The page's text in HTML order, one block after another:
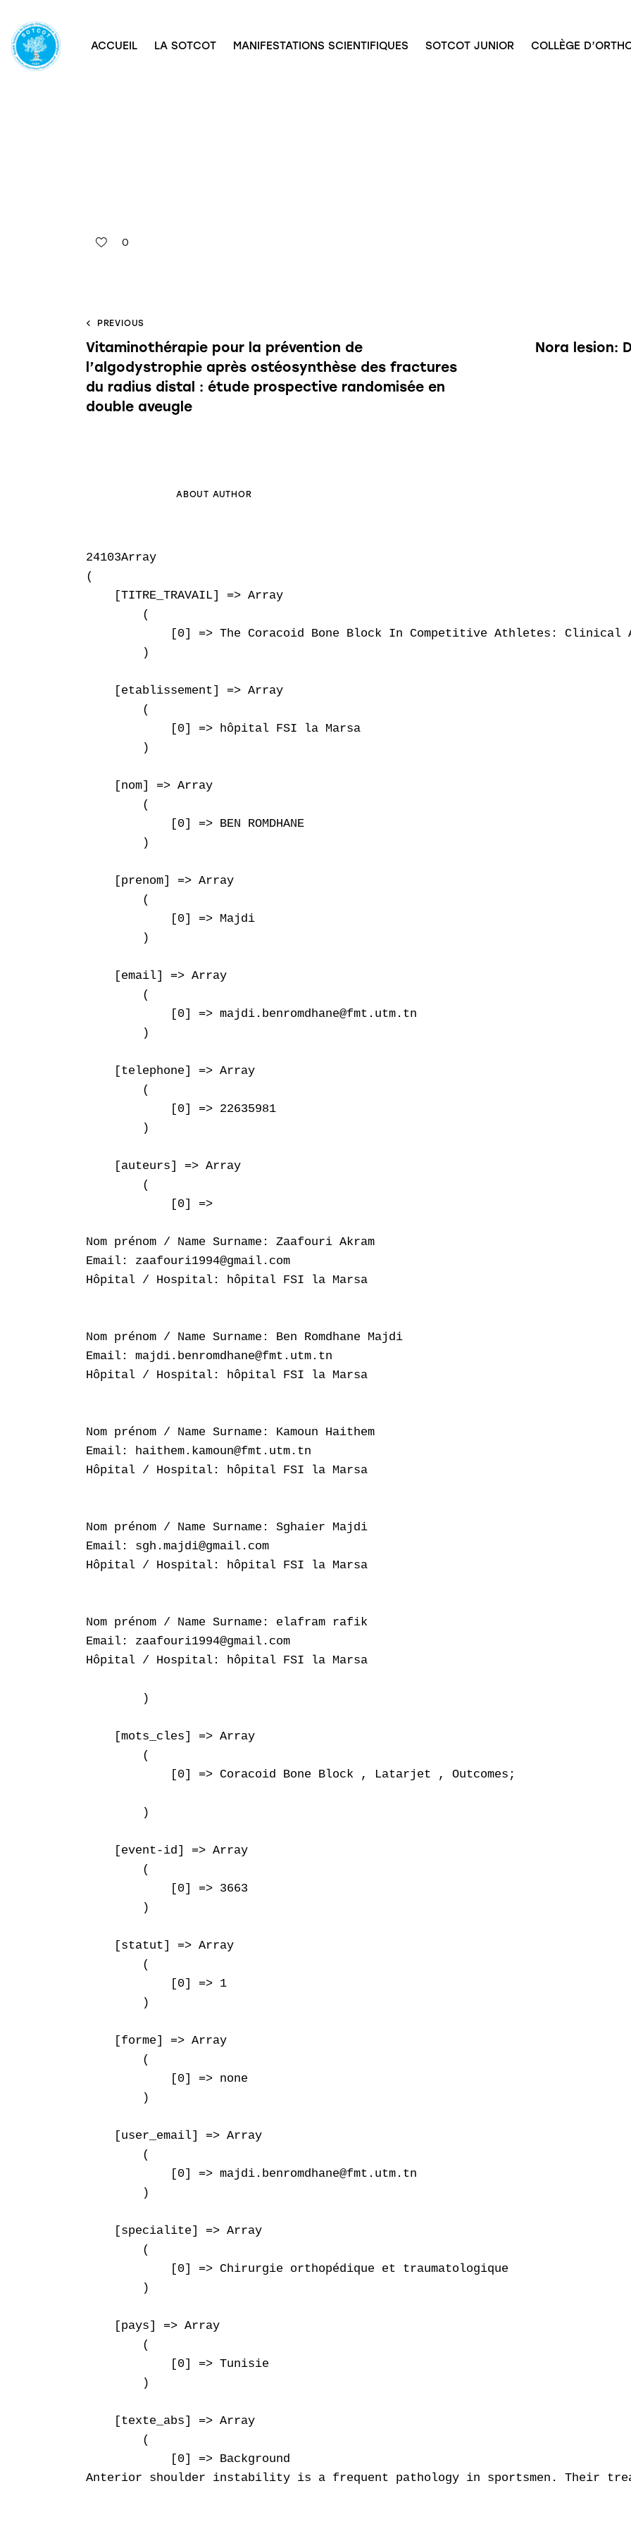
ACCUEIL LA SOTCOT MANIFESTATIONS SCIENTIFIQUES SOTCOT JUNIOR COLLÈGE
0
PREVIOUS
Vitaminothérapie pour la prévention de
l’algodystrophie après ostéosynthèse des fractures
du radius distal : étude prospective randomisée en
double aveugle
Nora lesion:
ABOUT AUTHOR
24103Array
(
    [TITRE_TRAVAIL] => Array
        (
[0] => The Coracoid Bone Block In Competitive Athletes: Clinical
        )
    [etablissement] => Array
        (
            [0] => hôpital FSI la Marsa
        )
    [nom] => Array
        (
            [0] => BEN ROMDHANE
        )
    [prenom] => Array
        (
            [0] => Majdi
        )
    [email] => Array
        (
            [0] => majdi.benromdhane@fmt.utm.tn
        )
    [telephone] => Array
        (
            [0] => 22635981
        )
    [auteurs] => Array
        (
            [0] =>
Nom prénom / Name Surname: Zaafouri Akram
Email: zaafouri1994@gmail.com
Hôpital / Hospital: hôpital FSI la Marsa
Nom prénom / Name Surname: Ben Romdhane Majdi
Email: majdi.benromdhane@fmt.utm.tn
Hôpital / Hospital: hôpital FSI la Marsa
Nom prénom / Name Surname: Kamoun Haithem
Email: haithem.kamoun@fmt.utm.tn
Hôpital / Hospital: hôpital FSI la Marsa
Nom prénom / Name Surname: Sghaier Majdi
Email: sgh.majdi@gmail.com
Hôpital / Hospital: hôpital FSI la Marsa
Nom prénom / Name Surname: elafram rafik
Email: zaafouri1994@gmail.com
Hôpital / Hospital: hôpital FSI la Marsa
        )
    [mots_cles] => Array
        (
            [0] => Coracoid Bone Block , Latarjet , Outcomes;
        )
    [event-id] => Array
        (
            [0] => 3663
        )
    [statut] => Array
        (
            [0] => 1
        )
    [forme] => Array
        (
            [0] => none
        )
    [user_email] => Array
        (
            [0] => majdi.benromdhane@fmt.utm.tn
        )
    [specialite] => Array
        (
            [0] => Chirurgie orthopédique et traumatologique
        )
    [pays] => Array
        (
            [0] => Tunisie
        )
    [texte_abs] => Array
        (
            [0] => Background
Anterior shoulder instability is a frequent pathology in sportsmen. Their